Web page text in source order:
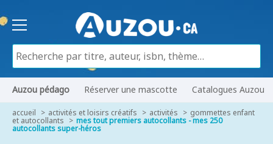
Auzou pédago Réserver une mascotte Catalogues Auzou
accueil activités et loisirs créatifs activités gommettes enfant
et autocollants mes tout premiers autocollants - mes 250
autocollants super-héros